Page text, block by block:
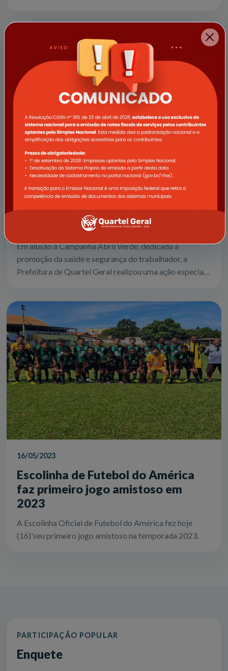
11/04/2025
Campanha Abril Verde promove
ações de saúde voltadas ao
trabalhador rural em Quartel Geral
Em alusão à Campanha Abril Verde, dedicada à
promoção da saúde e segurança do trabalhador, a
Prefeitura de Quartel Geral realizou uma ação especial
16/05/2023
Escolinha de Futebol do América
faz primeiro jogo amistoso em
2023
A Escolinha Oficial de Futebol do América fez hoje
(16)'seu primeiro jogo amistoso na temporada 2023.
PARTICIPAÇÃO POPULAR
Enquete